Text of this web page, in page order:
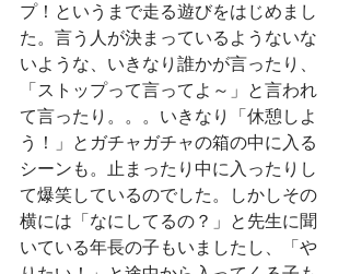
プ！というまで走る遊びをはじめまし
た。言う人が決まっているようないな
いような、いきなり誰かが言ったり、
「ストップって言ってよ～」と言われ
て言ったり。。。いきなり「休憩しよ
う！」とガチャガチャの箱の中に入る
シーンも。止まったり中に入ったりし
て爆笑しているのでした。しかしその
横には「なにしてるの？」と先生に聞
いている年長の子もいましたし、「や